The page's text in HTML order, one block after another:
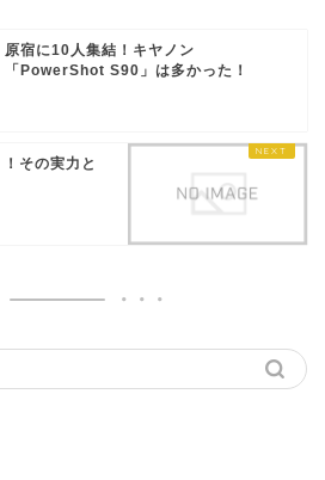
原宿に10人集結！キヤノン
「PowerShot S90」は多かった！
その実力と